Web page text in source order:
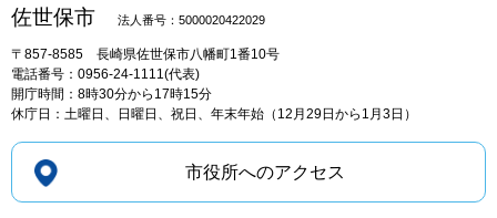
佐世保市 法人番号：5000020422029
〒857-8585 長崎県佐世保市八幡町1番10号
電話番号：0956-24-1111(代表)
開庁時間：8時30分から17時15分
休庁日：土曜日、日曜日、祝日、年末年始（12月29日から1月3日）
市役所へのアクセス